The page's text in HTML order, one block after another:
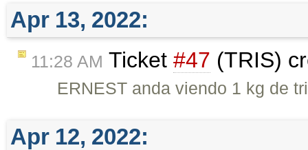
Apr 13, 2022:
11:28 AM Ticket #47 (TRIS)
ERNEST anda viendo 1 kg de
Apr 12, 2022: